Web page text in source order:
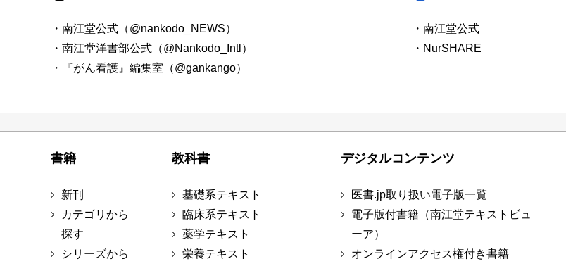
・南江堂公式（@nankodo_NEWS）
・南江堂洋書部公式（@Nankodo_Intl）
・『がん看護』編集室（@gankango）
・南江堂公式
・NurSHARE
書籍
新刊
カテゴリから
探す
シリーズから
教科書
基礎系テキスト
臨床系テキスト
薬学テキスト
栄養テキスト
デジタルコンテンツ
医書.jp取り扱い電子版一覧
電子版付書籍（南江堂テキストビュ
ーア）
オンラインアクセス権付き書籍